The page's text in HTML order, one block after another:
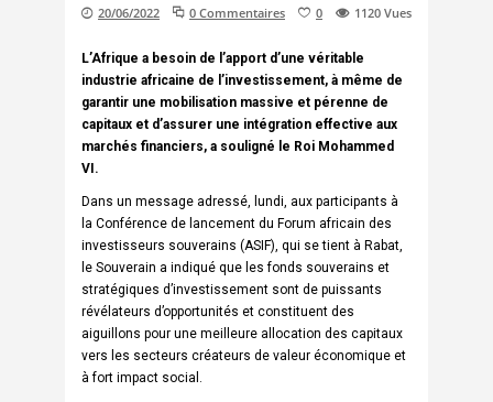
20/06/2022 0 Commentaires 0 1120 Vues
L’Afrique a besoin de l’apport d’une véritable
industrie africaine de l’investissement, à même de
garantir une mobilisation massive et pérenne de
capitaux et d’assurer une intégration effective aux
marchés financiers, a souligné le Roi Mohammed
VI.
Dans un message adressé, lundi, aux participants à
la Conférence de lancement du Forum africain des
investisseurs souverains (ASIF), qui se tient à Rabat,
le Souverain a indiqué que les fonds souverains et
stratégiques d’investissement sont de puissants
révélateurs d’opportunités et constituent des
aiguillons pour une meilleure allocation des capitaux
vers les secteurs créateurs de valeur économique et
à fort impact social.